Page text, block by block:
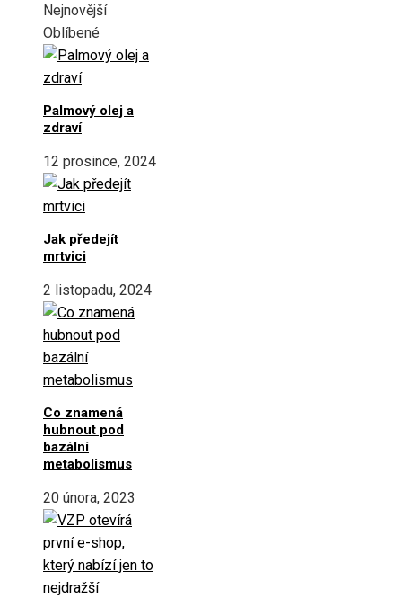
Nejnovější
Oblíbené
Palmový olej a
zdraví
12 prosince, 2024
Jak předejít
mrtvici
2 listopadu, 2024
Co znamená
hubnout pod
bazální
metabolismus
20 února, 2023